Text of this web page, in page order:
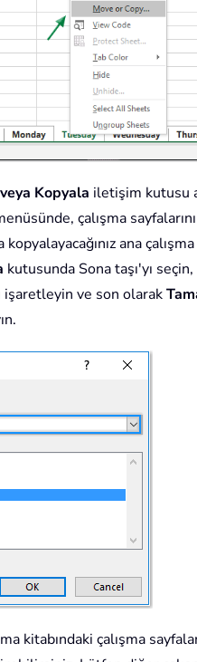
veya Kopyala iletişim kutusu
çalışma sayfalarını
kopyalayacağınız ana çalışma
kutusunda Sona taşı'yı seçin,
ve son olarak
kitabındaki çalışma